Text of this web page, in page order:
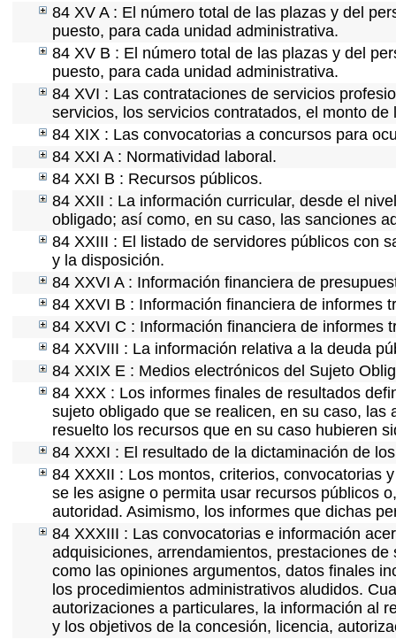
84 XV A : El número total de las plazas y del
puesto, para cada unidad administrativa.
84 XV B : El número total de las plazas y del
puesto, para cada unidad administrativa.
84 XVI : Las contrataciones de servicios
servicios, los servicios contratados, el monto
84 XIX : Las convocatorias a concursos para
84 XXI A : Normatividad laboral.
84 XXI B : Recursos públicos.
84 XXII : La información curricular, desde el
obligado; así como, en su caso, las sanciones
84 XXIII : El listado de servidores públicos con
y la disposición.
84 XXVI A : Información financiera de
84 XXVI B : Información financiera de informes
84 XXVI C : Información financiera de informes
84 XXVIII : La información relativa a la deuda
84 XXIX E : Medios electrónicos del Sujeto
84 XXX : Los informes finales de resultados
sujeto obligado que se realicen, en su caso,
resuelto los recursos que en su caso hubieren
84 XXXI : El resultado de la dictaminación de
84 XXXII : Los montos, criterios, convocatorias
se les asigne o permita usar recursos públicos
autoridad. Asimismo, los informes que dichas
84 XXXIII : Las convocatorias e información
adquisiciones, arrendamientos, prestaciones
como las opiniones argumentos, datos finales
los procedimientos administrativos aludidos.
autorizaciones a particulares, la información al
y los objetivos de la concesión, licencia,